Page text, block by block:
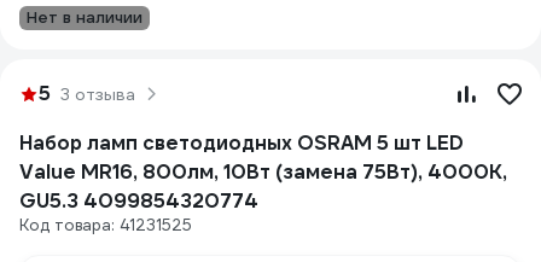
Нет в наличии
5 3 отзыва
Набор ламп светодиодных OSRAM 5 шт LED
Value MR16, 800лм, 10Вт (замена 75Вт), 4000К,
GU5.3 4099854320774
Код товара: 41231525